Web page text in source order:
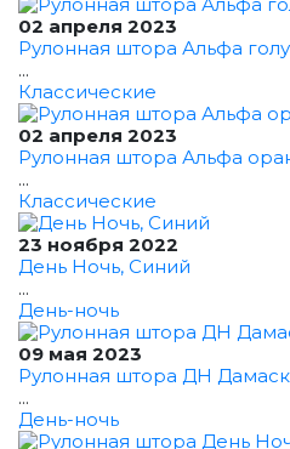
02 апреля 2023
Рулонная штора Альфа
...
Классические
02 апреля 2023
Рулонная штора Альфа
...
Классические
23 ноября 2022
День Ночь, Синий
...
День-ночь
09 мая 2023
Рулонная штора ДН
...
День-ночь